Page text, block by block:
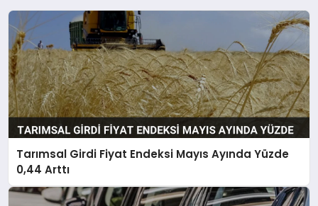
Tarımsal Girdi Fiyat Endeksi Mayıs Ayında Yüzde
0,44 Arttı